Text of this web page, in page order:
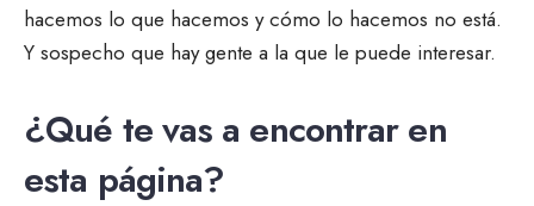
hacemos lo que hacemos y cómo lo hacemos no está.
Y sospecho que hay gente a la que le puede interesar.
¿Qué te vas a encontrar en
esta página?